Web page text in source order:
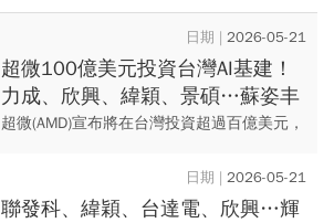
2026-05-21
超微100億美元投資台灣AI基建！
力成、欣興、緯穎、景碩…蘇姿丰
出手，9家供應鏈這3檔先漲停
超微(AMD)宣布將在台灣投資超過百億美元，
先進封裝能力。超微表示，正與台灣廠商包
括日月光(3711...
2026-05-21
聯發科、緯穎、台達電、欣興…輝